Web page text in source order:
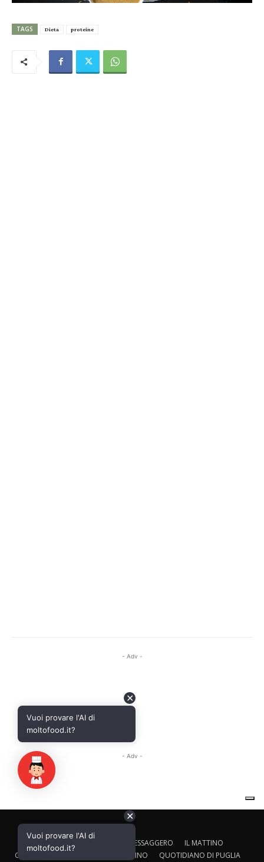
CALTAGIRONE EDITORE IL MESSAGGERO
IL MATTINO
CORRIERE ADRIATICO
IL GAZZETTINO QUOTIDIANO DI PUGLIA
✕
Vuoi provare l'AI di
moltofood.it?